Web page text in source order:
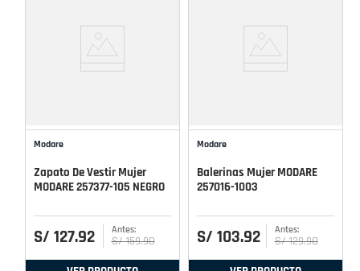
Modare
Zapato De Vestir Mujer
MODARE 257377-105 NEGRO
S/ 127.92 S/ 159.90
Modare
Balerinas Mujer MODARE
257016-1003
S/ 103.92 S/ 129.90